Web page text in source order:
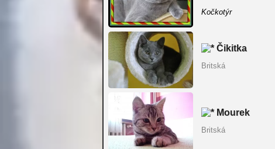
Kočkotýr
Čikitka
Britská
Mourek
Britská